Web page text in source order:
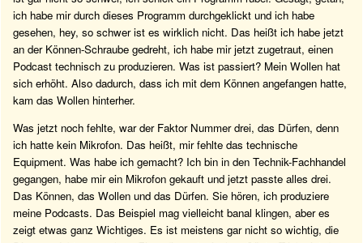
ich habe mir durch dieses Programm durchgeklickt und ich habe
gesehen, hey, so schwer ist es wirklich nicht. Das heißt ich habe jetzt
an der Können-Schraube gedreht, ich habe mir jetzt zugetraut, einen
Podcast technisch zu produzieren. Was ist passiert? Mein Wollen hat
sich erhöht. Also dadurch, dass ich mit dem Können angefangen hatte,
kam das Wollen hinterher.
Was jetzt noch fehlte, war der Faktor Nummer drei, das Dürfen, denn
ich hatte kein Mikrofon. Das heißt, mir fehlte das technische
Equipment. Was habe ich gemacht? Ich bin in den Technik-Fachhandel
gegangen, habe mir ein Mikrofon gekauft und jetzt passte alles drei.
Das Können, das Wollen und das Dürfen. Sie hören, ich produziere
meine Podcasts. Das Beispiel mag vielleicht banal klingen, aber es
zeigt etwas ganz Wichtiges. Es ist meistens gar nicht so wichtig, die